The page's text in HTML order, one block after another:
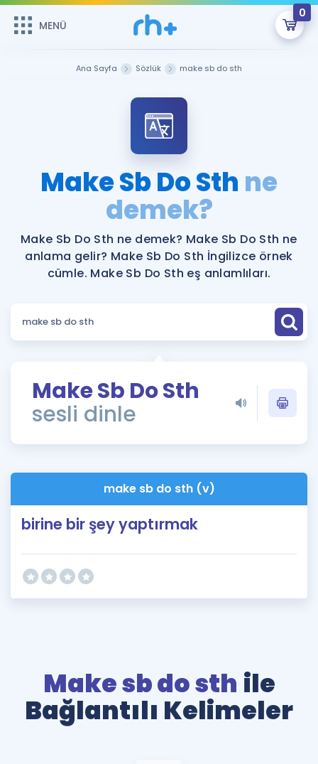
MENÜ
0
Şifremi Hatırlamıyorum
Sepetin Şu An Boş.
Remzi Hoca ile seni sınava hazırlayacak onlarca eğitim seni
bekliyor!
MENÜ
Katılımcı Görüşleri
Faydalı Araçlar
Ücretsiz Kaynaklar
ÖSYM Sınav Takvimi
Kampanyalar
İngilizce Gramer
İngilizce Gramer
Ana Sayfa Sözlük make sb do sth
Make Sb Do Sth ne
demek?
Make Sb Do Sth ne demek? Make Sb Do Sth ne
anlama gelir? Make Sb Do Sth İngilizce örnek
cümle. Make Sb Do Sth eş anlamlıları.
Make Sb Do Sth
sesli dinle
make sb do sth (v)
birine bir şey yaptırmak
Make sb do sth ile
Bağlantılı Kelimeler